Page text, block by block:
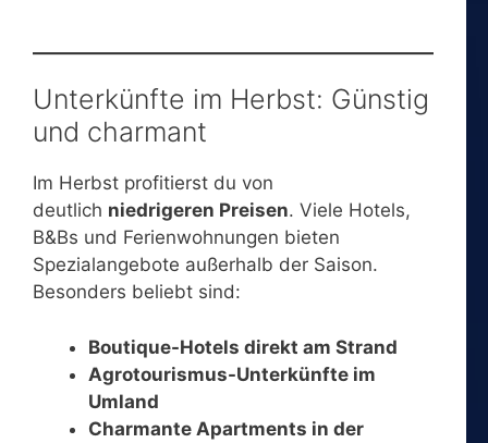
Unterkünfte im Herbst: Günstig
und charmant
Im Herbst profitierst du von
deutlich niedrigeren Preisen. Viele Hotels,
B&Bs und Ferienwohnungen bieten
Spezialangebote außerhalb der Saison.
Besonders beliebt sind:
Boutique-Hotels direkt am Strand
Agrotourismus-Unterkünfte im
Umland
Charmante Apartments in der